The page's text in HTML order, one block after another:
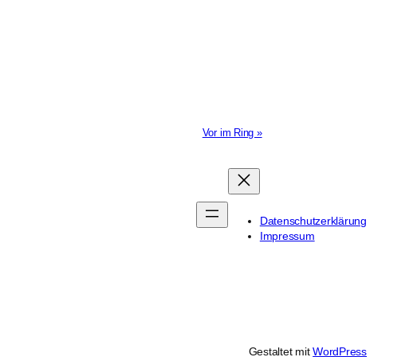
Vor im Ring »
Datenschutzerklärung
Impressum
Gestaltet mitWordPress